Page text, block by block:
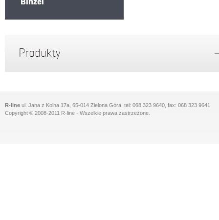
Produkty
R-line ul. Jana z Kolna 17a, 65-014 Zielona Góra, tel: 068 323 9640, fax: 068 323 9641
Copyright © 2008-2011 R-line - Wszelkie prawa zastrzeżone.